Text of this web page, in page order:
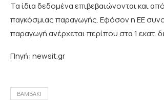
Τα ίδια δεδομένα επιβεβαιώνονται και
παγκόσμιας παραγωγής. Εφόσον η ΕΕ
παραγωγή ανέρχεται περίπου στα 1 εκατ.
Πηγή: newsit.gr
ΒΑΜΒΑΚΙ